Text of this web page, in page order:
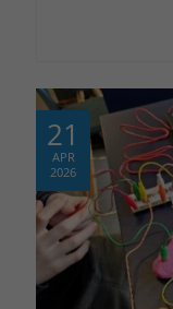
21
APR
2026